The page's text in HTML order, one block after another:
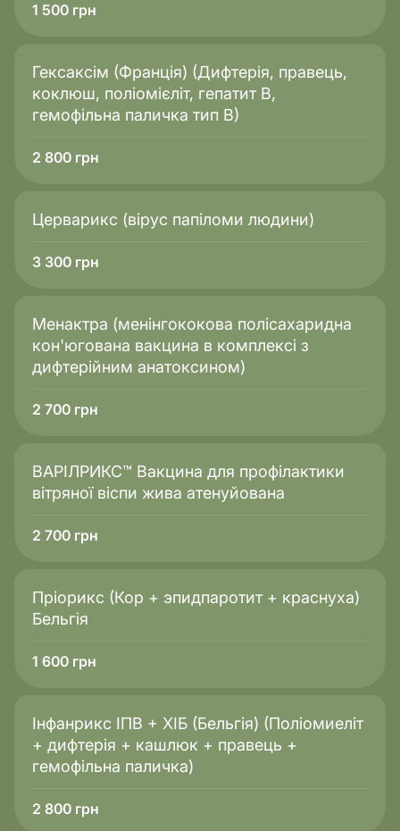
1 500 грн
Гексаксім (Франція) (Дифтерія, правець,
коклюш, поліомієліт, гепатит В,
гемофільна паличка тип В)
2 800 грн
Церварикс (вірус папіломи людини)
3 300 грн
Менактра (менінгококова полісахаридна
кон'югована вакцина в комплексі з
дифтерійним анатоксином)
2 700 грн
ВАРІЛРИКС™ Вакцина для профілактики
вітряної віспи жива атенуйована
2 700 грн
Пріорикс (Кор + эпидпаротит + краснуха)
Бельгія
1 600 грн
Інфанрикс ІПВ + ХІБ (Бельгія) (Поліомиеліт
+ дифтерія + кашлюк + правець +
гемофільна паличка)
2 800 грн